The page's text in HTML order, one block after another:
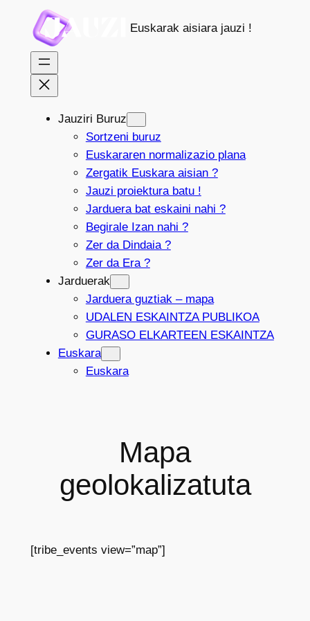
edukira
Euskarak aisiara jauzi !
Jauziri Buruz
Sortzeni buruz
Euskararen normalizazio plana
Zergatik Euskara aisian ?
Jauzi proiektura batu !
Jarduera bat eskaini nahi ?
Begirale Izan nahi ?
Zer da Dindaia ?
Zer da Era ?
Jarduerak
Jarduera guztiak – mapa
UDALEN ESKAINTZA PUBLIKOA
GURASO ELKARTEEN ESKAINTZA
Euskara
Euskara
Mapa
geolokalizatuta
[tribe_events view=”map”]